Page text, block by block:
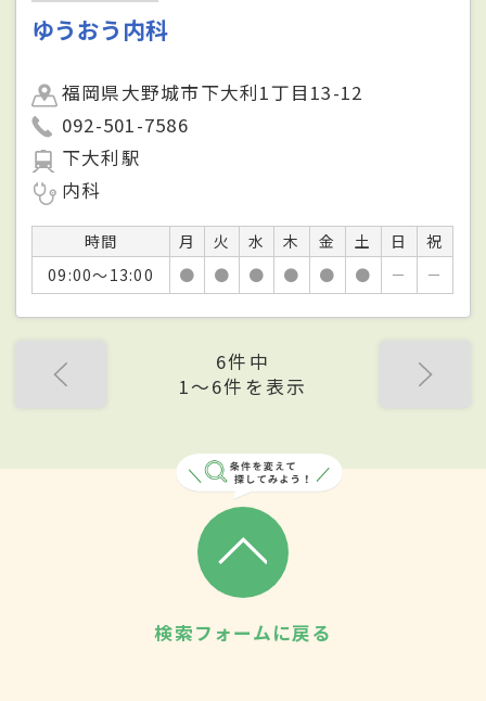
ゆうおう内科
福岡県大野城市下大利1丁目13-12
092-501-7586
下大利駅
内科
時間 月 火 水 木 金 土 日
祝
09:00～13:00
● ● ● ● ● ● － －
6件中
1〜6件を表示
検索フォームに戻る